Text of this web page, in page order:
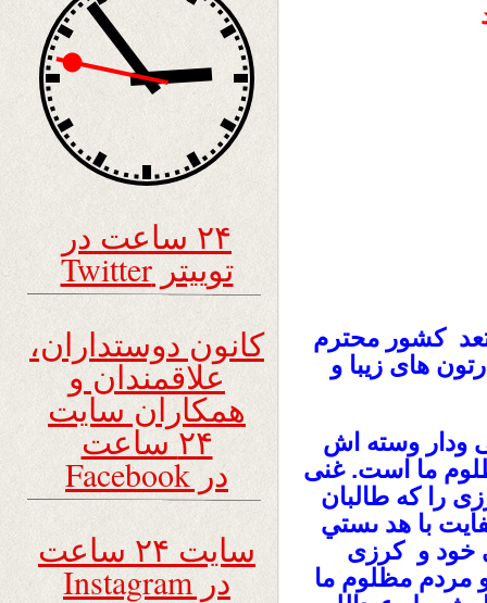
کشور محترم
های زیبا و
ودار وسته اش
ما است. غنی
را که طالبان
با هد ىستي
خود و کرزی
مردم مظلوم ما
۲۴ ساعت در
توییتر Twitter
کانون دوستداران،
علاقمندان و
همکاران سایت
۲۴ ساعت
در Facebook
سایت ۲۴ ساعت
در Instagram